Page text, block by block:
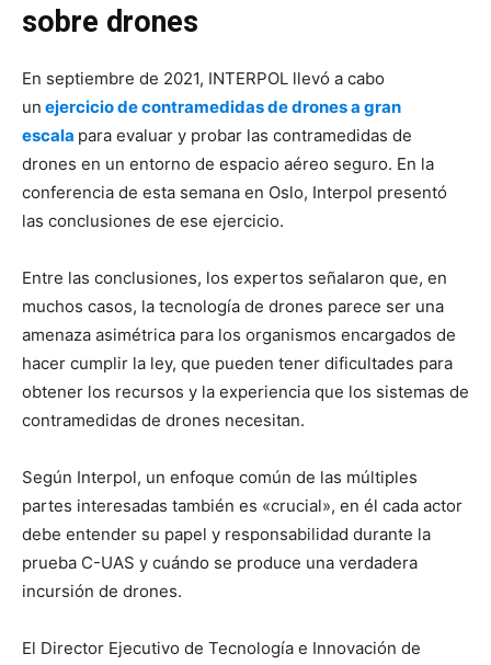
sobre drones
En septiembre de 2021, INTERPOL llevó a cabo
un ejercicio de contramedidas de drones a gran
escala para evaluar y probar las contramedidas de
drones en un entorno de espacio aéreo seguro. En la
conferencia de esta semana en Oslo, Interpol presentó
las conclusiones de ese ejercicio.
Entre las conclusiones, los expertos señalaron que, en
muchos casos, la tecnología de drones parece ser una
amenaza asimétrica para los organismos encargados de
hacer cumplir la ley, que pueden tener dificultades para
obtener los recursos y la experiencia que los sistemas de
contramedidas de drones necesitan.
Según Interpol, un enfoque común de las múltiples
partes interesadas también es «crucial», en él cada actor
debe entender su papel y responsabilidad durante la
prueba C-UAS y cuándo se produce una verdadera
incursión de drones.
El Director Ejecutivo de Tecnología e Innovación de